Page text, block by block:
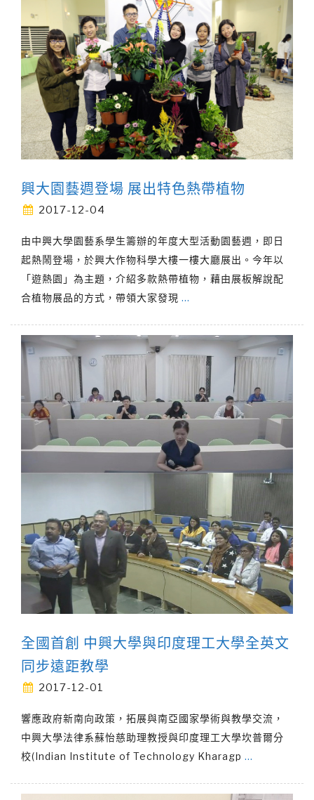
興大園藝週登場 展出特色熱帶植物
2017-12-04
由中興大學園藝系學生籌辦的年度大型活動園藝週，即日
起熱鬧登場，於興大作物科學大樓一樓大廳展出。今年以
「遊熱園」為主題，介紹多款熱帶植物，藉由展板解說配
合植物展品的方式，帶領大家發現 …
全國首創 中興大學與印度理工大學全英文
同步遠距教學
2017-12-01
響應政府新南向政策，拓展與南亞國家學術與教學交流，
中興大學法律系蘇怡慈助理教授與印度理工大學坎普爾分
校(Indian Institute of Technology Kharagp …